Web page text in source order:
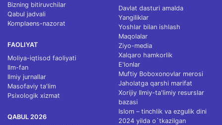
Bizning bitiruvchilar
Qabul jadvali
Komplaens-nazorat
FAOLIYAT
Moliya-iqtisod faoliyati
Ilm-fan
Ilmiy jurnallar
Masofaviy ta'lim
Psixologik xizmat
QABUL 2026
Davlat dasturi amalda
Yangiliklar
Yoshlar bilan ishlash
Maqolalar
Ziyo-media
Xalqaro hamkorlik
E'lonlar
Muftiy Boboxonovlar merosi
Jaholatga qarshi marifat
Xorijiy Ilmiy-ta'limiy resurslar
bazasi
Islom – tinchlik va ezgulik dini
2024 yilda o`tkazilgan